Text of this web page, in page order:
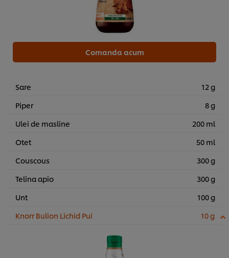
Comanda acum
Sare
12 g
Piper
8 g
Ulei de masline
200 ml
Otet
50 ml
Couscous
300 g
Telina apio
300 g
Unt
100 g
Knorr Bulion Lichid Pui
10 g